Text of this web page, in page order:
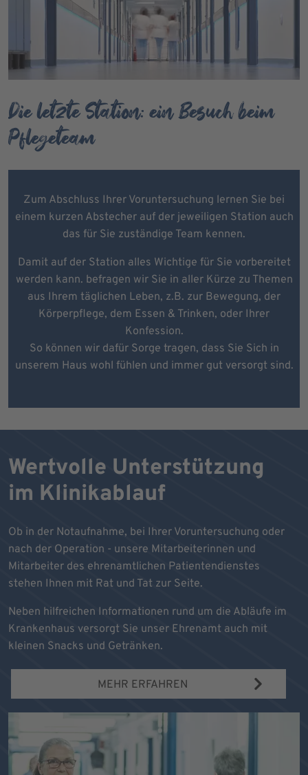
Die letzte Station: ein Besuch beim
Pflegeteam
Zum Abschluss Ihrer Voruntersuchung lernen Sie bei
einem kurzen Abstecher auf der jeweiligen Station auch
das für Sie zuständige Team kennen.
Damit auf der Station alles Wichtige für Sie vorbereitet
werden kann. befragen wir Sie in aller Kürze zu Themen
aus Ihrem täglichen Leben, z.B. zur Bewegung, der
Körperpflege, dem Essen & Trinken, oder Ihrer
Konfession.
So können wir dafür Sorge tragen, dass Sie Sich in
unserem Haus wohl fühlen und immer gut versorgt sind.
Wertvolle Unterstützung
im Klinikablauf
Ob in der Notaufnahme, bei Ihrer Voruntersuchung oder
nach der Operation - unsere Mitarbeiterinnen und
Mitarbeiter des ehrenamtlichen Patientendienstes
stehen Ihnen mit Rat und Tat zur Seite.
Neben hilfreichen Informationen rund um die Abläufe im
Krankenhaus versorgt Sie unser Ehrenamt auch mit
kleinen Snacks und Getränken.
MEHR ERFAHREN